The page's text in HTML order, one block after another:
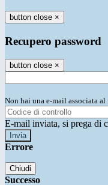
button close ×
Recupero password
button close ×
Non hai una e-mail associata
E-mail inviata, si prega di
Errore
Chiudi
Successo